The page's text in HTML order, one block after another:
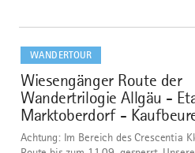
WANDERTOUR
2
Wiesengänger Route der
Wandertrilogie Allgäu -
Marktoberdorf -
Achtung: Im Bereich des Crescentia
dazu